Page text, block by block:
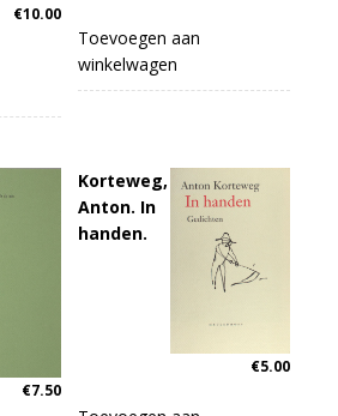
€10.00
Toevoegen aan
winkelwagen
€7.50
Korteweg,
Anton. In
handen.
€5.00